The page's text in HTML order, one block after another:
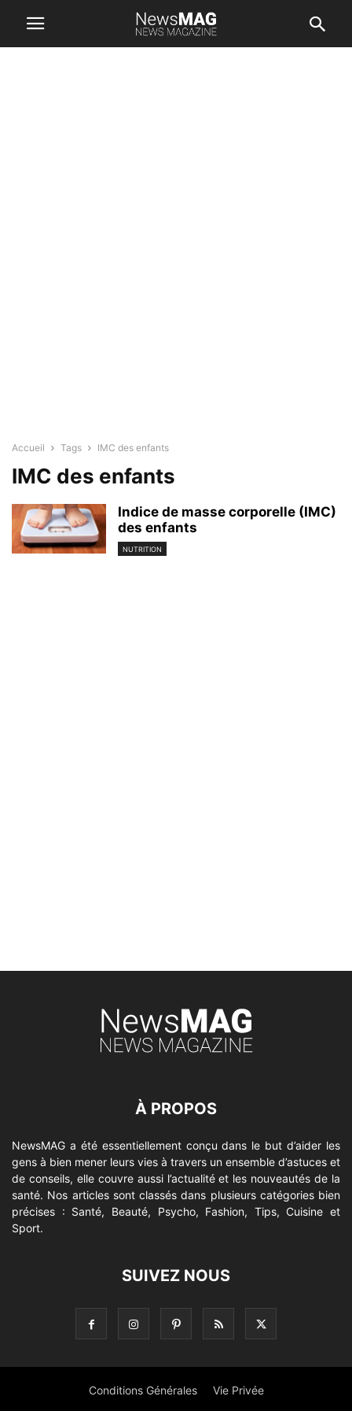
Accueil Tags IMC des enfants
IMC des enfants
Indice de masse corporelle (IMC)
des enfants
NUTRITION
À PROPOS
NewsMAG a été essentiellement conçu dans le but d’aider les
gens à bien mener leurs vies à travers un ensemble d’astuces et
de conseils, elle couvre aussi l’actualité et les nouveautés de la
santé. Nos articles sont classés dans plusieurs catégories bien
précises : Santé, Beauté, Psycho, Fashion, Tips, Cuisine et
Sport.
SUIVEZ NOUS
Conditions Générales Vie Privée